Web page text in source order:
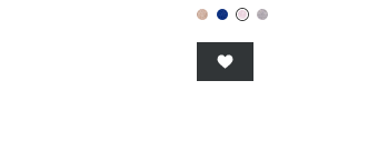
K2333-sand
K2551-cobolt
K3761-sart rosa
K303-lysegrå